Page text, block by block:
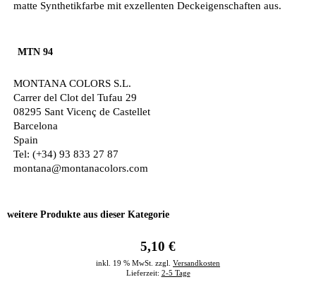
matte Synthetikfarbe mit exzellenten Deckeigenschaften aus.
MTN 94
MONTANA COLORS S.L.
Carrer del Clot del Tufau 29
08295 Sant Vicenç de Castellet
Barcelona
Spain
Tel: (+34) 93 833 27 87
montana@montanacolors.com
weitere Produkte aus dieser Kategorie
5,10 €
inkl. 19 % MwSt. zzgl. Versandkosten
Lieferzeit: 2-5 Tage